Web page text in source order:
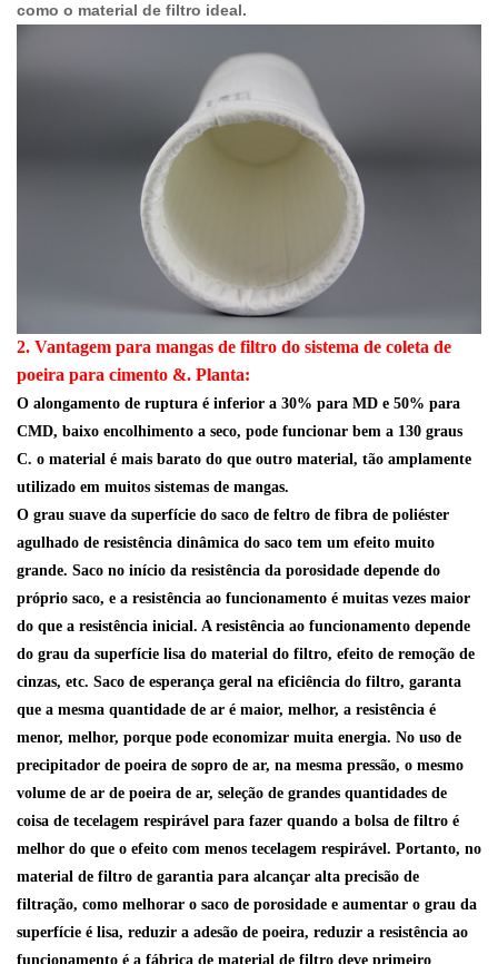
como o material de filtro ideal.
2. Vantagem para mangas de filtro do sistema de coleta de
poeira para cimento &. Planta:
O alongamento de ruptura é inferior a 30% para MD e 50% para
CMD, baixo encolhimento a seco, pode funcionar bem a 130 graus
C. o material é mais barato do que outro material, tão amplamente
utilizado em muitos sistemas de mangas.
O grau suave da superfície do saco de feltro de fibra de poliéster
agulhado de resistência dinâmica do saco tem um efeito muito
grande. Saco no início da resistência da porosidade depende do
próprio saco, e a resistência ao funcionamento é muitas vezes maior
do que a resistência inicial. A resistência ao funcionamento depende
do grau da superfície lisa do material do filtro, efeito de remoção de
cinzas, etc. Saco de esperança geral na eficiência do filtro, garanta
que a mesma quantidade de ar é maior, melhor, a resistência é
menor, melhor, porque pode economizar muita energia. No uso de
precipitador de poeira de sopro de ar, na mesma pressão, o mesmo
volume de ar de poeira de ar, seleção de grandes quantidades de
coisa de tecelagem respirável para fazer quando a bolsa de filtro é
melhor do que o efeito com menos tecelagem respirável. Portanto, no
material de filtro de garantia para alcançar alta precisão de
filtração, como melhorar o saco de porosidade e aumentar o grau da
superfície é lisa, reduzir a adesão de poeira, reduzir a resistência ao
funcionamento é a fábrica de material de filtro deve primeiro